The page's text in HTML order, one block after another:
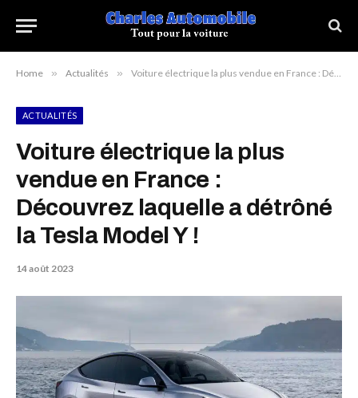
Home » Actualités » Voiture électrique la plus vendue en France : Découvrez laquelle a détrôné la Tesla Model Y !
ACTUALITÉS
Voiture électrique la plus
vendue en France :
Découvrez laquelle a détrôné
la Tesla Model Y !
14 août 2023